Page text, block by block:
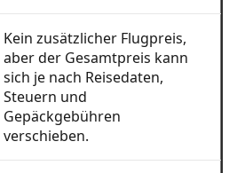
Kein zusätzlicher Flugpreis,
aber der Gesamtpreis kann
sich je nach Reisedaten,
Steuern und
Gepäckgebühren
verschieben.